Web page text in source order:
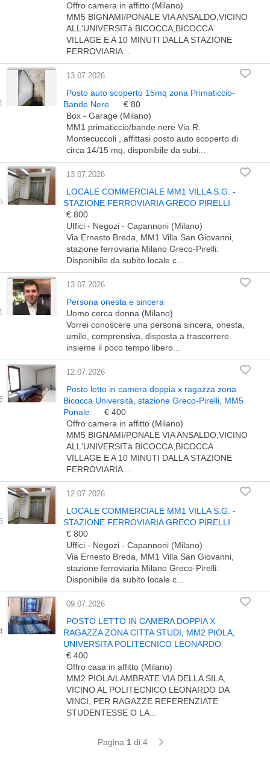
Offro camera in affitto (Milano)
MM5 BIGNAMI/PONALE VIA ANSALDO,VICINO
ALL'UNIVERSITà BICOCCA,BICOCCA
VILLAGE E A 10 MINUTI DALLA STAZIONE
FERROVIARIA...
13.07.2026
Posto auto scoperto 15mq zona Primaticcio-
Bande Nere
€ 80
Box - Garage (Milano)
MM1 primaticcio/bande nere Via R.
Montecuccoli , affittasi posto auto scoperto di
circa 14/15 mq, disponibile da subi...
13.07.2026
LOCALE COMMERCIALE MM1 VILLA S.G. -
STAZIONE FERROVIARIA GRECO PIRELLI
€ 800
Uffici - Negozi - Capannoni (Milano)
Via Ernesto Breda, MM1 Villa San Giovanni,
stazione ferroviaria Milano Greco-Pirelli:
Disponibile da subito locale c...
13.07.2026
Persona onesta e sincera
Uomo cerca donna (Milano)
Vorrei conoscere una persona sincera, onesta,
umile, comprensiva, disposta a trascorrere
insieme il poco tempo libero...
12.07.2026
Posto letto in camera doppia x ragazza zona
Bicocca Università, stazione Greco-Pirelli, MM5
Ponale
€ 400
Offro camera in affitto (Milano)
MM5 BIGNAMI/PONALE VIA ANSALDO,VICINO
ALL'UNIVERSITà BICOCCA,BICOCCA
VILLAGE E A 10 MINUTI DALLA STAZIONE
FERROVIARIA...
12.07.2026
LOCALE COMMERCIALE MM1 VILLA S.G. -
STAZIONE FERROVIARIA GRECO PIRELLI
€ 800
Uffici - Negozi - Capannoni (Milano)
Via Ernesto Breda, MM1 Villa San Giovanni,
stazione ferroviaria Milano Greco-Pirelli:
Disponibile da subito locale c...
09.07.2026
POSTO LETTO IN CAMERA DOPPIA X
RAGAZZA ZONA CITTA STUDI, MM2 PIOLA,
UNIVERSITA POLITECNICO LEONARDO
€ 400
Offro casa in affitto (Milano)
MM2 PIOLA/LAMBRATE VIA DELLA SILA,
VICINO AL POLITECNICO LEONARDO DA
VINCI, PER RAGAZZE REFERENZIATE
STUDENTESSE O LA...
Pagina 1 di 4